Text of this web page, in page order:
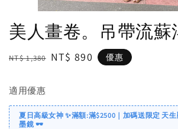
美人畫卷。吊帶流蘇
Regular
NT$ 1,380 Sale
NT$ 890 優惠
適用優惠
夏日高級女神 ✨滿額:滿$2500｜加碼送限定 天
墨鏡 🕶️